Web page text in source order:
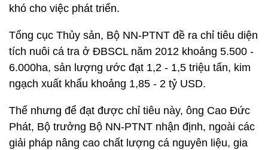
khó cho việc phát triển.
Tổng cục Thủy sản, Bộ NN-PTNT đề ra chỉ tiêu diện
tích nuôi cá tra ở ĐBSCL năm 2012 khoảng 5.500 -
6.000ha, sản lượng ước đạt 1,2 - 1,5 triệu tấn, kim
ngạch xuất khẩu khoảng 1,85 - 2 tỷ USD.
Thế nhưng để đạt được chỉ tiêu này, ông Cao Đức
Phát, Bộ trưởng Bộ NN-PTNT nhận định, ngoài các
giải pháp nâng cao chất lượng cá nguyên liệu, gia